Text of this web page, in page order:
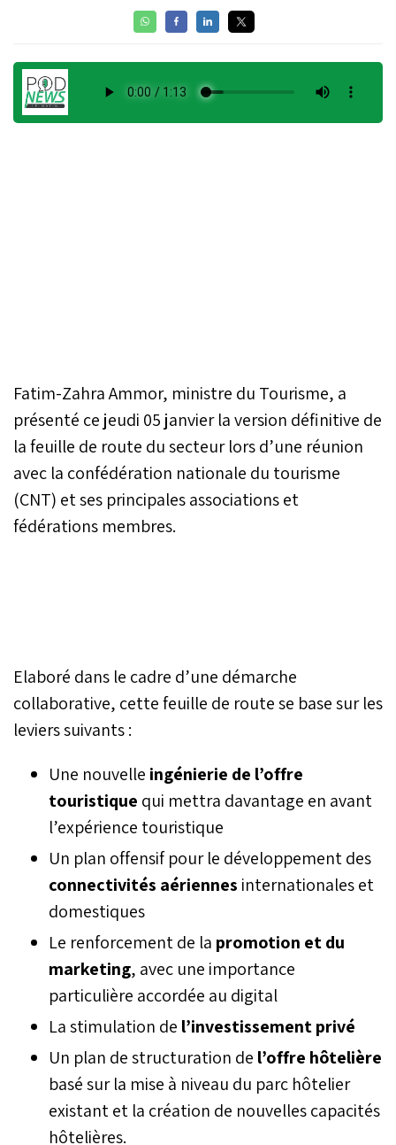
Fatim-Zahra Ammor, ministre du Tourisme, a
présenté ce jeudi 05 janvier la version définitive de
la feuille de route du secteur lors d’une réunion
avec la confédération nationale du tourisme
(CNT) et ses principales associations et
fédérations membres.
Elaboré dans le cadre d’une démarche
collaborative, cette feuille de route se base sur les
leviers suivants :
Une nouvelle ingénierie de l’offre
touristique qui mettra davantage en avant
l’expérience touristique
Un plan offensif pour le développement des
connectivités aériennes internationales et
domestiques
Le renforcement de la promotion et du
marketing, avec une importance
particulière accordée au digital
La stimulation de l’investissement privé
Un plan de structuration de l’offre hôtelière
basé sur la mise à niveau du parc hôtelier
existant et la création de nouvelles capacités
hôtelières.